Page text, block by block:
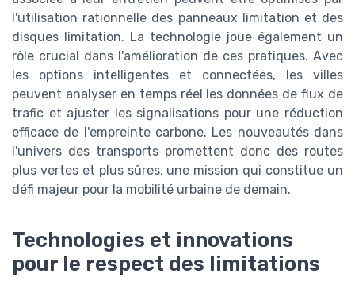
l'utilisation rationnelle des panneaux limitation et des
disques limitation. La technologie joue également un
rôle crucial dans l'amélioration de ces pratiques. Avec
les options intelligentes et connectées, les villes
peuvent analyser en temps réel les données de flux de
trafic et ajuster les signalisations pour une réduction
efficace de l'empreinte carbone. Les nouveautés dans
l'univers des transports promettent donc des routes
plus vertes et plus sûres, une mission qui constitue un
défi majeur pour la mobilité urbaine de demain.
Technologies et innovations
pour le respect des limitations